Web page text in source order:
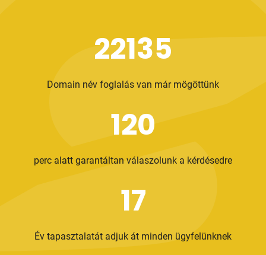
22135
Domain név foglalás van már mögöttünk
120
perc alatt garantáltan válaszolunk a kérdésedre
17
Év tapasztalatát adjuk át minden ügyfelünknek